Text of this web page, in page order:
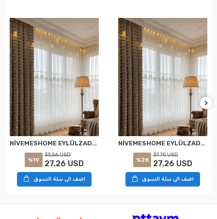
NİVEMESHOME EYLÜLZADE GOLD DETAY 1/2,5 PİLELİ TÜL PERDE APM
%19
33,56 USD
27,26 USD
اضف الى سلة التسوق
NİVEMESHOME EYLÜLZADE GOLD DETAY 1/3 PİLELİ TÜL PERDE APM
%28
37,75 USD
27,26 USD
اضف الى سلة التسوق